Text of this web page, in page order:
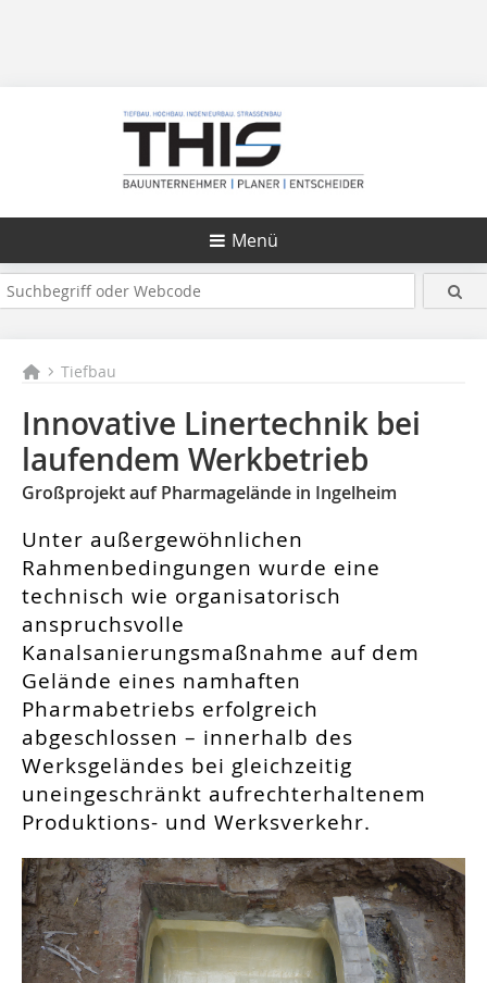
Menü
Tiefbau
Innovative Linertechnik bei
laufendem Werkbetrieb
Großprojekt auf Pharmagelände in Ingelheim
Unter außergewöhnlichen
Rahmenbedingungen wurde eine
technisch wie organisatorisch
anspruchsvolle
Kanalsanierungsmaßnahme auf dem
Gelände eines namhaften
Pharmabetriebs erfolgreich
abgeschlossen – innerhalb des
Werksgeländes bei gleichzeitig
uneingeschränkt aufrechterhaltenem
Produktions- und Werksverkehr.